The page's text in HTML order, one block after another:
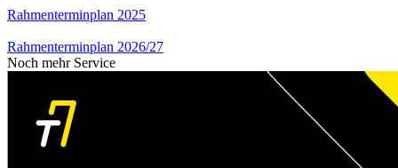
Rahmenterminplan 2025
Rahmenterminplan 2026/27
Noch mehr Service